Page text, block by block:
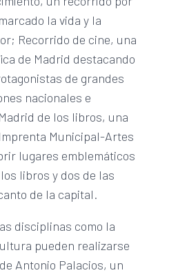
la vida y la
Recorrido de cine, una
de Madrid destacando
de grandes
nacionales e
de los libros, una
Municipal-Artes
lugares emblemáticos
libros y dos de las
de la capital.
disciplinas como la
pueden realizarse
Antonio Palacios, un